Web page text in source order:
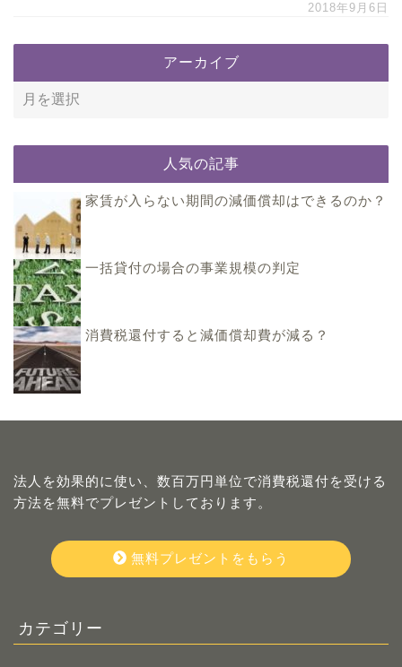
2018年9月6日
アーカイブ
人気の記事
家賃が入らない期間の減価償却はできるのか？
一括貸付の場合の事業規模の判定
消費税還付すると減価償却費が減る？
法人を効果的に使い、数百万円単位で消費税還付を受ける
方法を無料でプレゼントしております。
無料プレゼントをもらう
カテゴリー